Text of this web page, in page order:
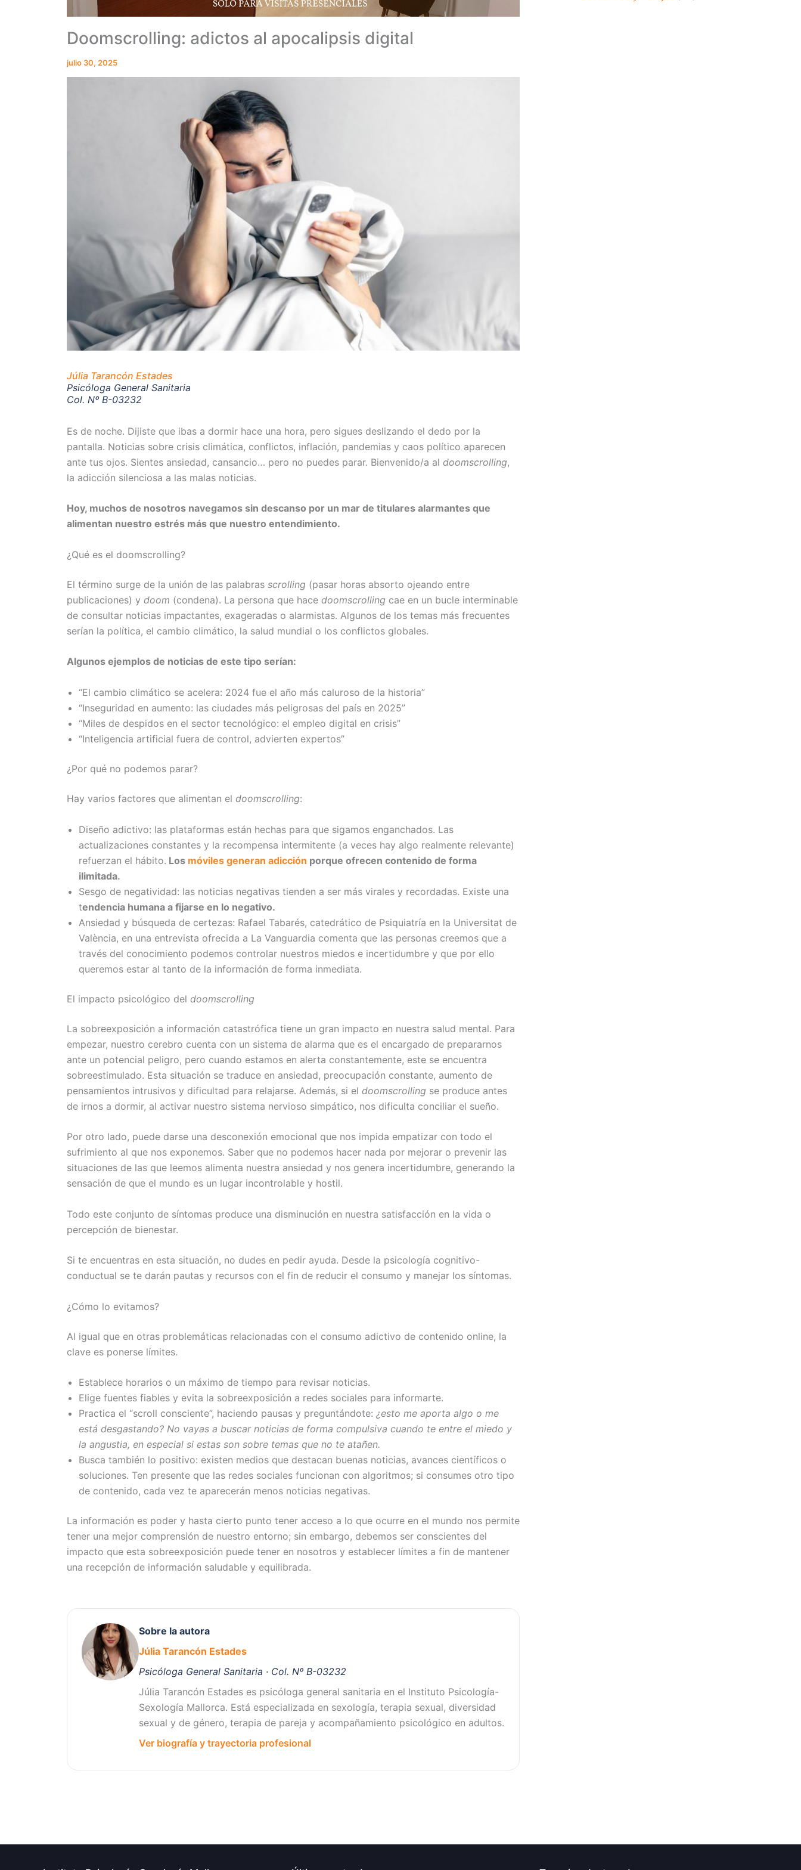
Doomscrolling: adictos al apocalipsis digital
julio 30, 2025
Júlia Tarancón Estades
Psicóloga General Sanitaria
Col. Nº B-03232
Es de noche. Dijiste que ibas a dormir hace una hora, pero sigues deslizando el dedo por la
pantalla. Noticias sobre crisis climática, conflictos, inflación, pandemias y caos político aparecen
ante tus ojos. Sientes ansiedad, cansancio… pero no puedes parar. Bienvenido/a al doomscrolling,
la adicción silenciosa a las malas noticias.
Hoy, muchos de nosotros navegamos sin descanso por un mar de titulares alarmantes que
alimentan nuestro estrés más que nuestro entendimiento.
¿Qué es el doomscrolling?
El término surge de la unión de las palabras scrolling (pasar horas absorto ojeando entre
publicaciones) y doom (condena). La persona que hace doomscrolling cae en un bucle interminable
de consultar noticias impactantes, exageradas o alarmistas. Algunos de los temas más frecuentes
serían la política, el cambio climático, la salud mundial o los conflictos globales.
Algunos ejemplos de noticias de este tipo serían:
“El cambio climático se acelera: 2024 fue el año más caluroso de la historia”
“Inseguridad en aumento: las ciudades más peligrosas del país en 2025”
“Miles de despidos en el sector tecnológico: el empleo digital en crisis”
“Inteligencia artificial fuera de control, advierten expertos”
¿Por qué no podemos parar?
Hay varios factores que alimentan el doomscrolling:
Diseño adictivo: las plataformas están hechas para que sigamos enganchados. Las
actualizaciones constantes y la recompensa intermitente (a veces hay algo realmente relevante)
refuerzan el hábito. Los móviles generan adicción porque ofrecen contenido de forma
ilimitada.
Sesgo de negatividad: las noticias negativas tienden a ser más virales y recordadas. Existe una
tendencia humana a fijarse en lo negativo.
Ansiedad y búsqueda de certezas: Rafael Tabarés, catedrático de Psiquiatría en la Universitat de
València, en una entrevista ofrecida a La Vanguardia comenta que las personas creemos que a
través del conocimiento podemos controlar nuestros miedos e incertidumbre y que por ello
queremos estar al tanto de la información de forma inmediata.
El impacto psicológico del doomscrolling
La sobreexposición a información catastrófica tiene un gran impacto en nuestra salud mental. Para
empezar, nuestro cerebro cuenta con un sistema de alarma que es el encargado de prepararnos
ante un potencial peligro, pero cuando estamos en alerta constantemente, este se encuentra
sobreestimulado. Esta situación se traduce en ansiedad, preocupación constante, aumento de
pensamientos intrusivos y dificultad para relajarse. Además, si el doomscrolling se produce antes
de irnos a dormir, al activar nuestro sistema nervioso simpático, nos dificulta conciliar el sueño.
Por otro lado, puede darse una desconexión emocional que nos impida empatizar con todo el
sufrimiento al que nos exponemos. Saber que no podemos hacer nada por mejorar o prevenir las
situaciones de las que leemos alimenta nuestra ansiedad y nos genera incertidumbre, generando la
sensación de que el mundo es un lugar incontrolable y hostil.
Todo este conjunto de síntomas produce una disminución en nuestra satisfacción en la vida o
percepción de bienestar.
Si te encuentras en esta situación, no dudes en pedir ayuda. Desde la psicología cognitivo-
conductual se te darán pautas y recursos con el fin de reducir el consumo y manejar los síntomas.
¿Cómo lo evitamos?
Al igual que en otras problemáticas relacionadas con el consumo adictivo de contenido online, la
clave es ponerse límites.
Establece horarios o un máximo de tiempo para revisar noticias.
Elige fuentes fiables y evita la sobreexposición a redes sociales para informarte.
Practica el “scroll consciente”, haciendo pausas y preguntándote: ¿esto me aporta algo o me
está desgastando? No vayas a buscar noticias de forma compulsiva cuando te entre el miedo y
la angustia, en especial si estas son sobre temas que no te atañen.
Busca también lo positivo: existen medios que destacan buenas noticias, avances científicos o
soluciones. Ten presente que las redes sociales funcionan con algoritmos; si consumes otro tipo
de contenido, cada vez te aparecerán menos noticias negativas.
La información es poder y hasta cierto punto tener acceso a lo que ocurre en el mundo nos permite
tener una mejor comprensión de nuestro entorno; sin embargo, debemos ser conscientes del
impacto que esta sobreexposición puede tener en nosotros y establecer límites a fin de mantener
una recepción de información saludable y equilibrada.
Sobre la autora
Júlia Tarancón Estades
Psicóloga General Sanitaria · Col. Nº B-03232
Júlia Tarancón Estades es psicóloga general sanitaria en el Instituto Psicología-
Sexología Mallorca. Está especializada en sexología, terapia sexual, diversidad
sexual y de género, terapia de pareja y acompañamiento psicológico en adultos.
Ver biografía y trayectoria profesional